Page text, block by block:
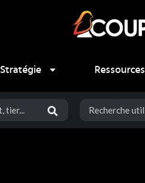
Stratégie Ressources